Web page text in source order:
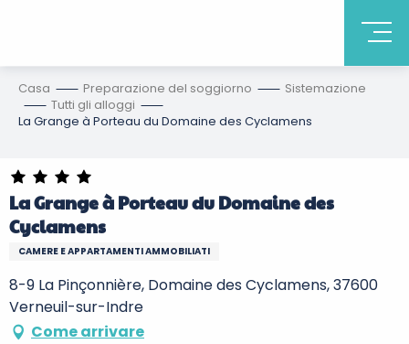
Casa Preparazione del soggiorno
Sistemazione
Tutti gli alloggi
La Grange à Porteau du Domaine des Cyclamens
La Grange à Porteau du Domaine des
Cyclamens
CAMERE E APPARTAMENTI AMMOBILIATI
8-9 La Pinçonnière, Domaine des Cyclamens, 37600
Verneuil-sur-Indre
Come arrivare